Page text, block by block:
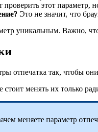
проверить этот параметр,
Это не значит, что
уникальным. Важно,
отпечатка так, чтобы
менять их только
меняете параметр